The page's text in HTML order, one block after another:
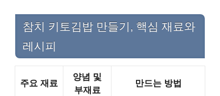
참치 키토김밥 만들기, 핵심 재료와
레시피
주요 재료
양념 및
부재료
만드는 방법